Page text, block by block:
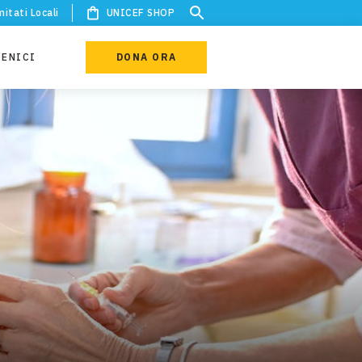
Locali UNICEF SHOP
DONA ORA